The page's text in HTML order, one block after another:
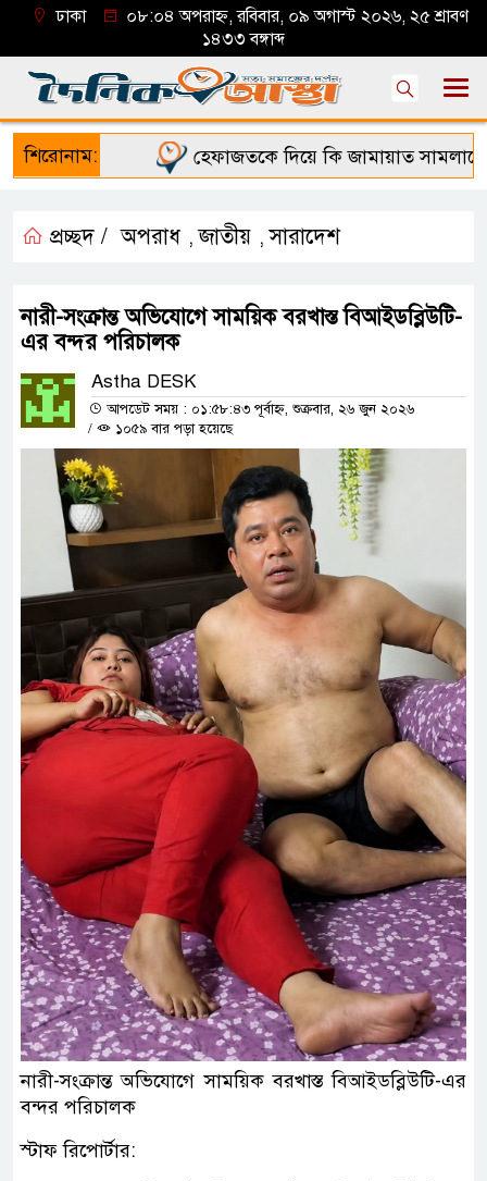
ঢাকা
০৮:০৪ অপরাহ্ন, রবিবার, ০৯ অগাস্ট ২০২৬, ২৫ শ্রাবণ
১৪৩৩ বঙ্গাব্দ
শিরোনাম: হেফাজতকে দিয়ে কি জামায়াত সামলাতে
প্রচ্ছদ / অপরাধ ,জাতীয় ,সারাদেশ
নারী-সংক্রান্ত অভিযোগে সাময়িক বরখাস্ত বিআইডব্লিউটি-
এর বন্দর পরিচালক
Astha DESK
আপডেট সময় : ০১:৫৮:৪৩ পূর্বাহ্ন, শুক্রবার, ২৬ জুন ২০২৬
/
১০৫৯ বার পড়া হয়েছে
নারী-সংক্রান্ত অভিযোগে সাময়িক বরখাস্ত বিআইডব্লিউটি-এর
বন্দর পরিচালক
স্টাফ রিপোর্টার: